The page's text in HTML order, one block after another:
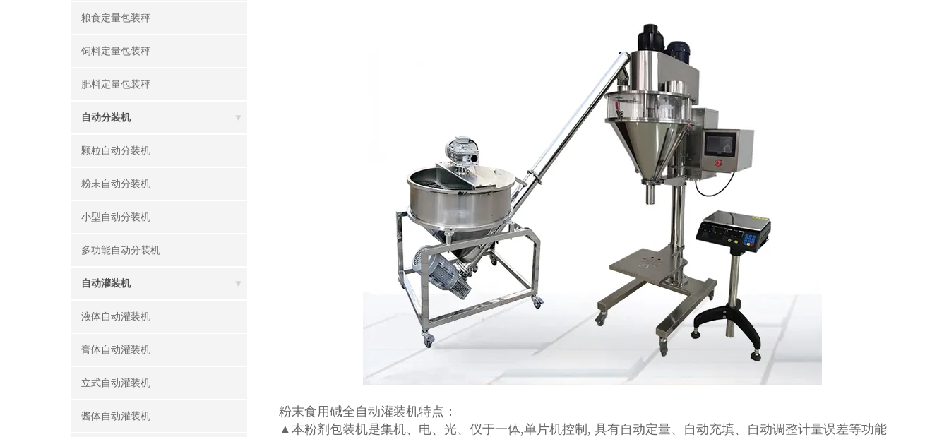
粮食定量包装秤
饲料定量包装秤
肥料定量包装秤
自动分装机
颗粒自动分装机
粉末自动分装机
小型自动分装机
多功能自动分装机
自动灌装机
液体自动灌装机
膏体自动灌装机
立式自动灌装机
酱体自动灌装机
粉末食用碱全自动灌装机特点：
▲本粉剂包装机是集机、电、光、仪于一体,单片机控制, 具有自动定量、自动充填、自动调整计量误差等功能